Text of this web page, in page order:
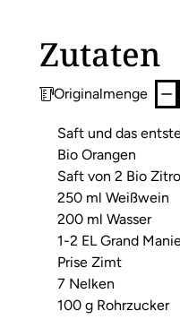
Zutaten
Originalmenge
Saft und das
Bio Orangen
Saft von 2 Bio
250 ml Weißwein
200 ml Wasser
1-2 EL Grand
Prise Zimt
7 Nelken
100 g Rohrzucker